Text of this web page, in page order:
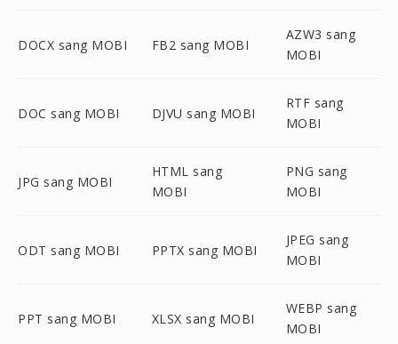
DOCX sang MOBI FB2 sang MOBI
AZW3 sang
MOBI
DOC sang MOBI DJVU sang MOBI
RTF sang
MOBI
JPG sang MOBI
HTML sang
MOBI
PNG sang
MOBI
ODT sang MOBI PPTX sang MOBI
JPEG sang
MOBI
PPT sang MOBI XLSX sang MOBI
WEBP sang
MOBI